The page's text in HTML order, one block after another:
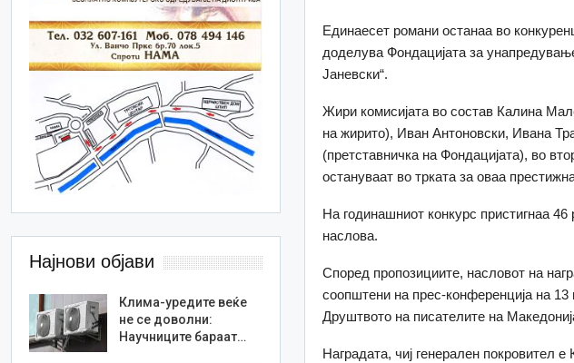
Единаесет романи останаа во
доделува Фондацијата за
Јаневски“.
Жири комисијата во состав Калина
на жирито), Иван Антоновски, Ивана
(претставничка на Фондацијата), во
остануваат во трката за оваа
На годинашниот конкурс пристигнаа
наслова.
Според пропозициите, насловот на
соопштени на прес-конференција на
Друштвото на писателите на
Наградата, чиј генерален покровител
Најнови објави
Клима-уредите веќе
не се доволни:
Научниците бараат…